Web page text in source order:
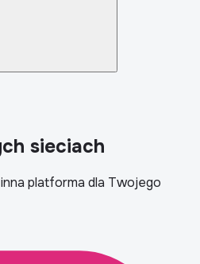
sieciach
platforma dla Twojego